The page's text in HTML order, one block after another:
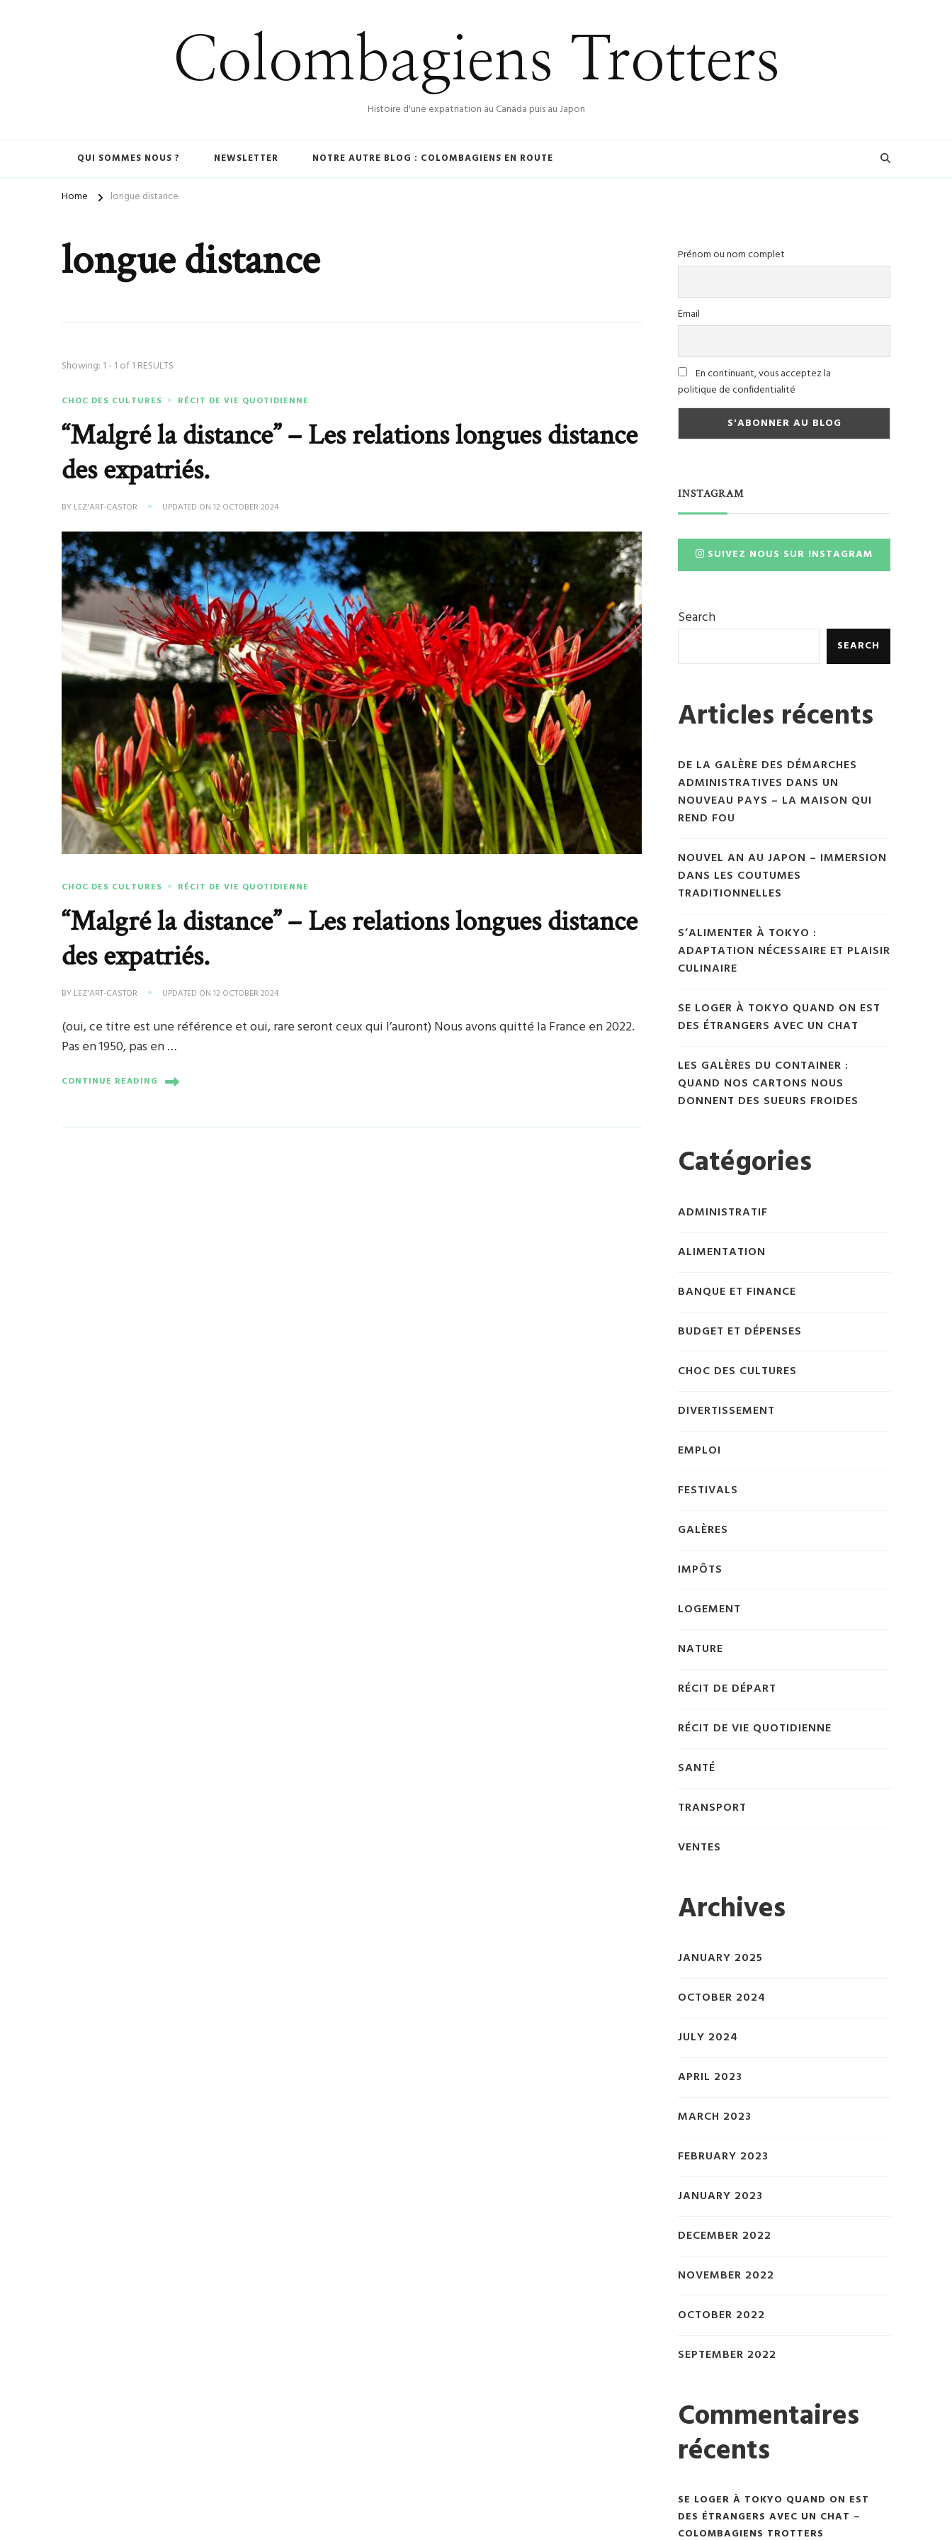
Colombagiens Trotters
Histoire d'une expatriation au Canada puis au Japon
QUI SOMMES NOUS ? NEWSLETTER NOTRE AUTRE BLOG : COLOMBAGIENS EN ROUTE
Home longue distance
longue distance
Showing: 1 - 1 of 1 RESULTS
CHOC DES CULTURES RÉCIT DE VIE QUOTIDIENNE
“Malgré la distance” – Les relations longues distance
des expatriés.
BY LEZ'ART-CASTOR UPDATED ON12 OCTOBER 2024
CHOC DES CULTURES RÉCIT DE VIE QUOTIDIENNE
“Malgré la distance” – Les relations longues distance
des expatriés.
BY LEZ'ART-CASTOR UPDATED ON12 OCTOBER 2024
(oui, ce titre est une référence et oui, rare seront ceux qui l’auront) Nous avons quitté la France en 2022.
Pas en 1950, pas en …
CONTINUE READING
Prénom ou nom complet
Email
En continuant, vous acceptez la
politique de confidentialité
INSTAGRAM
SUIVEZ NOUS SUR INSTAGRAM
Search
SEARCH
Articles récents
DE LA GALÈRE DES DÉMARCHES
ADMINISTRATIVES DANS UN
NOUVEAU PAYS – LA MAISON QUI
REND FOU
NOUVEL AN AU JAPON – IMMERSION
DANS LES COUTUMES
TRADITIONNELLES
S’ALIMENTER À TOKYO :
ADAPTATION NÉCESSAIRE ET PLAISIR
CULINAIRE
SE LOGER À TOKYO QUAND ON EST
DES ÉTRANGERS AVEC UN CHAT
LES GALÈRES DU CONTAINER :
QUAND NOS CARTONS NOUS
DONNENT DES SUEURS FROIDES
Catégories
ADMINISTRATIF
ALIMENTATION
BANQUE ET FINANCE
BUDGET ET DÉPENSES
CHOC DES CULTURES
DIVERTISSEMENT
EMPLOI
FESTIVALS
GALÈRES
IMPÔTS
LOGEMENT
NATURE
RÉCIT DE DÉPART
RÉCIT DE VIE QUOTIDIENNE
SANTÉ
TRANSPORT
VENTES
Archives
JANUARY 2025
OCTOBER 2024
JULY 2024
APRIL 2023
MARCH 2023
FEBRUARY 2023
JANUARY 2023
DECEMBER 2022
NOVEMBER 2022
OCTOBER 2022
SEPTEMBER 2022
Commentaires
récents
SE LOGER À TOKYO QUAND ON EST
DES ÉTRANGERS AVEC UN CHAT –
COLOMBAGIENS TROTTERS